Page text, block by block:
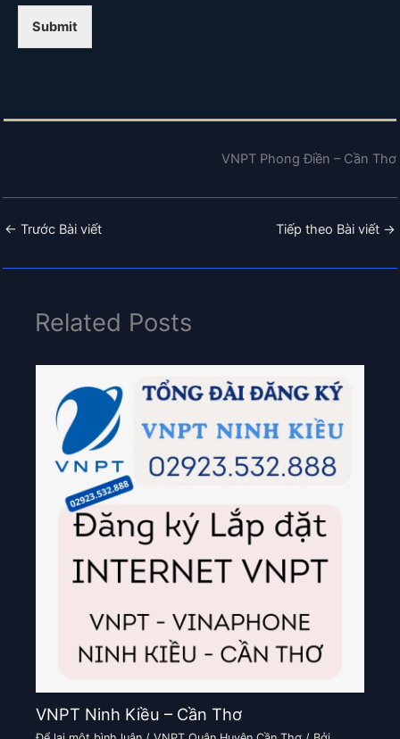
Submit
VNPT Phong Điền – Cần Thơ
← Trước Bài viết Tiếp theo Bài viết →
Related Posts
VNPT Ninh Kiều – Cần Thơ